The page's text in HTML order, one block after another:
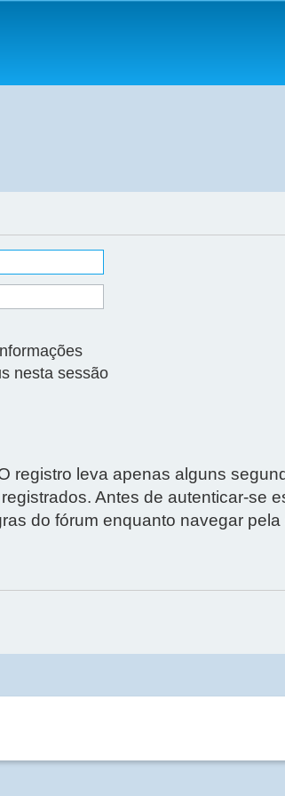
nesta sessão
registro leva apenas alguns
Antes de autenticar-se
do fórum enquanto navegar